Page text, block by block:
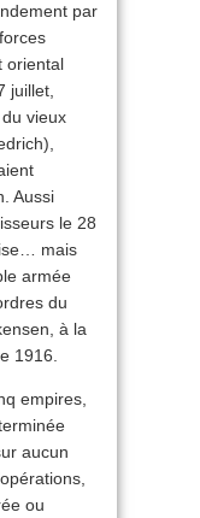
par
oriental
juillet,
vieux
Aussi
le 28
mais
armée
du
à la
1916.
empires,
aucun
ou